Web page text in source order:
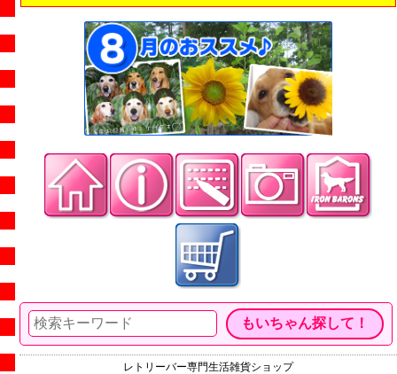
レトリーバー専門生活雑貨ショップ